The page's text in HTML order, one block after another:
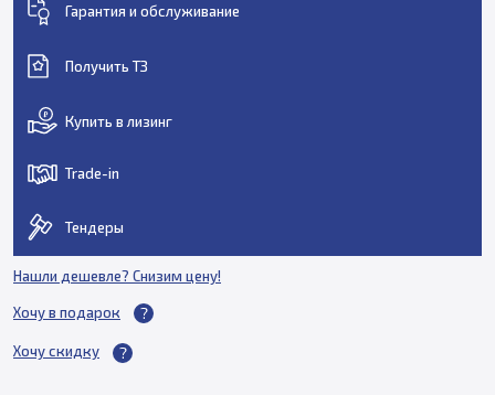
Гарантия и обслуживание
Получить ТЗ
Купить в лизинг
Trade-in
Тендеры
Нашли дешевле? Снизим цену!
Хочу в подарок
Хочу скидку